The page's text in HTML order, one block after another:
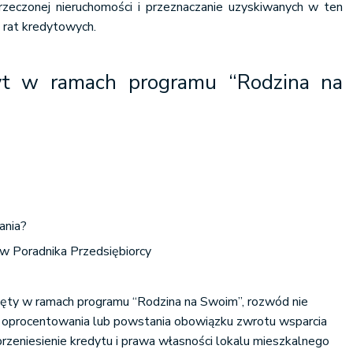
nieruchomości i przeznaczanie uzyskiwanych w ten
rat kredytowych.
w ramach programu “Rodzina na
Poradnika Przedsiębiorcy
w ramach programu “Rodzina na Swoim”, rozwód nie
lub powstania obowiązku zwrotu wsparcia
kredytu i prawa własności lokalu mieszkalnego